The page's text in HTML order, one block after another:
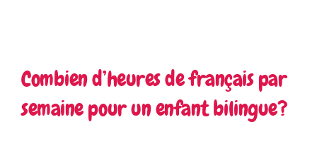
Combien d’heures de français par
semaine pour un enfant bilingue?